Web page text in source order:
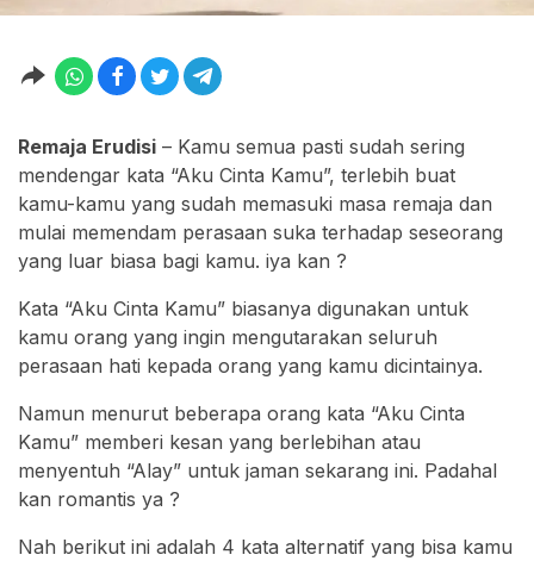
Remaja Erudisi – Kamu semua pasti sudah sering
mendengar kata “Aku Cinta Kamu”, terlebih buat
kamu-kamu yang sudah memasuki masa remaja dan
mulai memendam perasaan suka terhadap seseorang
yang luar biasa bagi kamu. iya kan ?
Kata “Aku Cinta Kamu” biasanya digunakan untuk
kamu orang yang ingin mengutarakan seluruh
perasaan hati kepada orang yang kamu dicintainya.
Namun menurut beberapa orang kata “Aku Cinta
Kamu” memberi kesan yang berlebihan atau
menyentuh “Alay” untuk jaman sekarang ini. Padahal
kan romantis ya ?
Nah berikut ini adalah 4 kata alternatif yang bisa kamu